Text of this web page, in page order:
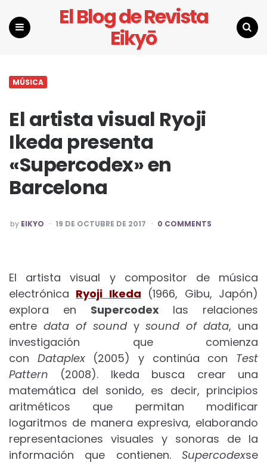
El Blog de Revista
Eikyō
MÚSICA
El artista visual Ryoji
Ikeda presenta
«Supercodex» en
Barcelona
POSTED
BY
by EIKYO 19 DE OCTUBRE DE 2017 0 COMMENTS
El artista visual y compositor de música
electrónica Ryoji Ikeda (1966, Gibu, Japón)
explora en Supercodexlas relaciones
entre data of soundysound of data, una
investigación que comienza
con Dataplex(2005) y continúa con Test
Pattern (2008). Ikeda busca crear una
matemática del sonido, es decir, principios
aritméticos que permitan modificar
logaritmos de manera expresiva, elaborando
representaciones visuales y sonoras de la
información que contienen. Supercodexse